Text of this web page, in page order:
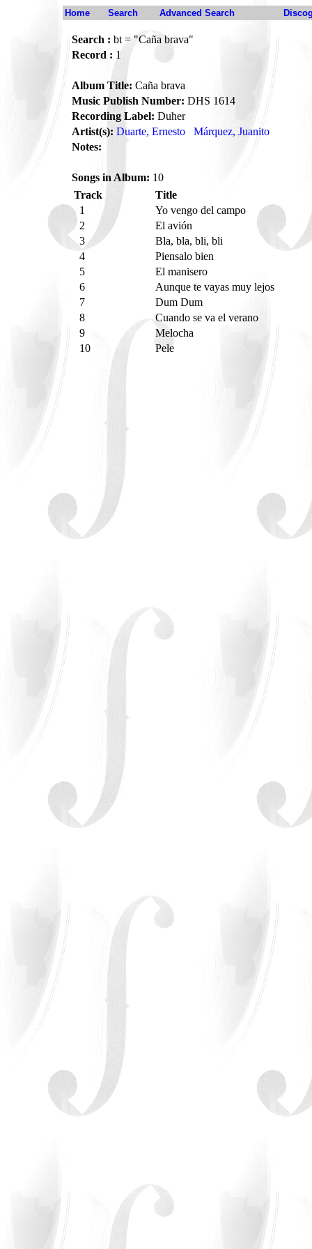
Home Search Advanced Search
Search : bt = "Caña brava"
Record : 1
Album Title: Caña brava
Music Publish Number: DHS 1614
Recording Label: Duher
Artist(s): Duarte, Ernesto
Márquez, Juanito
Notes:
Songs in Album: 10
Track
Title
1
Yo vengo del campo
2
El avión
3
Bla, bla, bli, bli
4
Piensalo bien
5
El manisero
6
Aunque te vayas muy lejos
7
Dum Dum
8
Cuando se va el verano
9
Melocha
10
Pele